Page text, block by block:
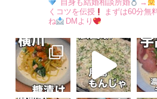
自身も結婚相談所婚
→
くコツを伝授
まずは60分無
ね
DMより